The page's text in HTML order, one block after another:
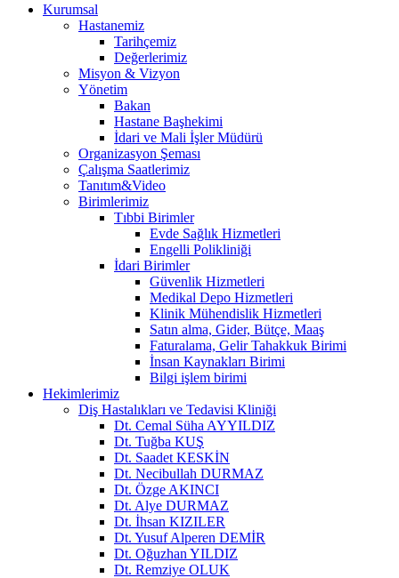
Kurumsal
Hastanemiz
Tarihçemiz
Değerlerimiz
Misyon & Vizyon
Yönetim
Bakan
Hastane Başhekimi
İdari ve Mali İşler Müdürü
Organizasyon Şeması
Çalışma Saatlerimiz
Tanıtım&Video
Birimlerimiz
Tıbbi Birimler
Evde Sağlık Hizmetleri
Engelli Polikliniği
İdari Birimler
Güvenlik Hizmetleri
Medikal Depo Hizmetleri
Klinik Mühendislik Hizmetleri
Satın alma, Gider, Bütçe, Maaş
Faturalama, Gelir Tahakkuk Birimi
İnsan Kaynakları Birimi
Bilgi işlem birimi
Hekimlerimiz
Diş Hastalıkları ve Tedavisi Kliniği
Dt. Cemal Süha AYYILDIZ
Dt. Tuğba KUŞ
Dt. Saadet KESKİN
Dt. Necibullah DURMAZ
Dt. Özge AKINCI
Dt. Alye DURMAZ
Dt. İhsan KIZILER
Dt. Yusuf Alperen DEMİR
Dt. Oğuzhan YILDIZ
Dt. Remziye OLUK